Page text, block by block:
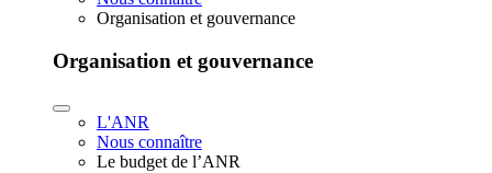
Organisation et gouvernance
Organisation et gouvernance
L'ANR
Nous connaître
Le budget de l’ANR